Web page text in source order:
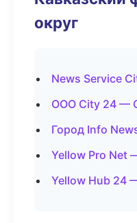
округ
News Service
ООО City 24 —
Город Info
Yellow Pro Net
Yellow Hub 24